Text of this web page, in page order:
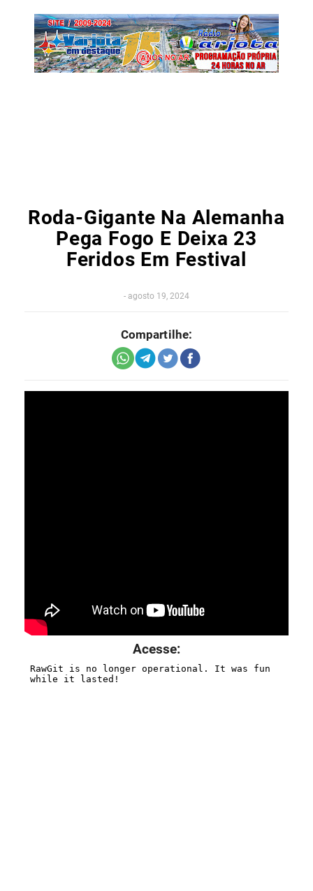
Roda-Gigante Na Alemanha
Pega Fogo E Deixa 23
Feridos Em Festival
- agosto 19, 2024
Compartilhe:
Acesse: